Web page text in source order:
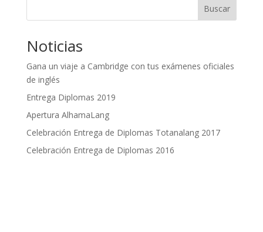
Buscar
Noticias
Gana un viaje a Cambridge con tus exámenes oficiales
de inglés
Entrega Diplomas 2019
Apertura AlhamaLang
Celebración Entrega de Diplomas Totanalang 2017
Celebración Entrega de Diplomas 2016